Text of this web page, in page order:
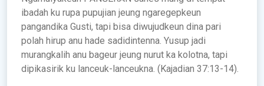
ibadah ku rupa pupujian jeung ngaregepkeun
pangandika Gusti, tapi bisa diwujudkeun dina pari
polah hirup anu hade sadidintenna. Yusup jadi
murangkalih anu bageur jeung nurut ka kolotna, tapi
dipikasirik ku lanceuk-lanceukna. (Kajadian 37:13-14).